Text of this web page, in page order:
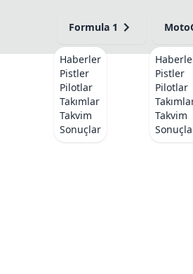
Formula 1
Haberler
Pistler
Pilotlar
Takımlar
Takvim
Sonuçlar
Pistler
Pilotlar
Takvim